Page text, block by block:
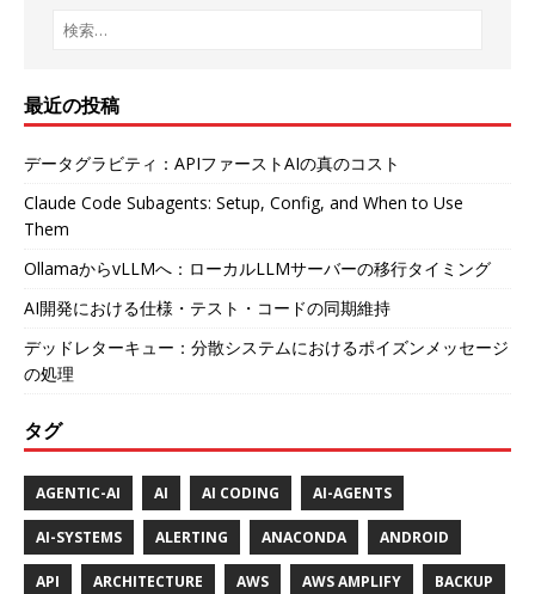
最近の投稿
データグラビティ：APIファーストAIの真のコスト
Claude Code Subagents: Setup, Config, and When to Use
Them
OllamaからvLLMへ：ローカルLLMサーバーの移行タイミング
AI開発における仕様・テスト・コードの同期維持
デッドレターキュー：分散システムにおけるポイズンメッセージ
の処理
タグ
AGENTIC-AI AI AI CODING AI-AGENTS
AI-SYSTEMS ALERTING ANACONDA ANDROID
API ARCHITECTURE AWS AWS AMPLIFY BACKUP